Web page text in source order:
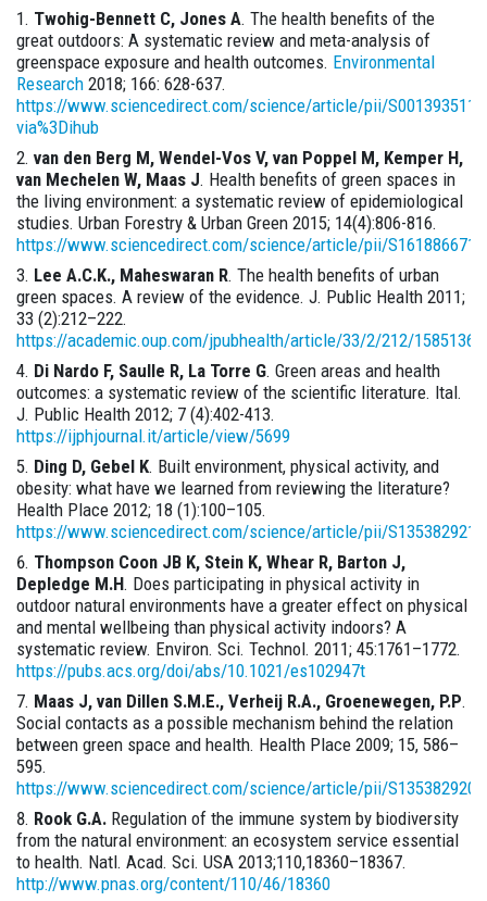
Twohig-Bennett C, Jones A. The health benefits of the
great outdoors: A systematic review and meta-analysis of
greenspace exposure and health outcomes. Environmental
Research 2018; 166: 628-637.
https://www.sciencedirect.com/science/article/pii/
via%3Dihub
van den Berg M, Wendel-Vos V, van Poppel M, Kemper H,
van Mechelen W, Maas J. Health benefits of green spaces in
the living environment: a systematic review of epidemiological
studies. Urban Forestry & Urban Green 2015; 14(4):806-816.
https://www.sciencedirect.com/science/article/pii/
Lee A.C.K., Maheswaran R. The health benefits of urban
green spaces. A review of the evidence. J. Public Health 2011;
33 (2):212–222.
https://academic.oup.com/jpubhealth/article/33/2/212/1585136
Di Nardo F, Saulle R, La Torre G. Green areas and health
outcomes: a systematic review of the scientific literature. Ital.
J. Public Health 2012; 7 (4):402-413.
https://ijphjournal.it/article/view/5699
Ding D, Gebel K. Built environment, physical activity, and
obesity: what have we learned from reviewing the literature?
Health Place 2012; 18 (1):100–105.
https://www.sciencedirect.com/science/article/pii/
Thompson Coon JB K, Stein K, Whear R, Barton J,
Depledge M.H. Does participating in physical activity in
outdoor natural environments have a greater effect on physical
and mental wellbeing than physical activity indoors? A
systematic review. Environ. Sci. Technol. 2011; 45:1761–1772.
https://pubs.acs.org/doi/abs/10.1021/es102947t
Maas J, van Dillen S.M.E., Verheij R.A., Groenewegen, P.P.
Social contacts as a possible mechanism behind the relation
between green space and health. Health Place 2009; 15, 586–
595.
https://www.sciencedirect.com/science/article/pii/
Rook G.A. Regulation of the immune system by biodiversity
from the natural environment: an ecosystem service essential
to health. Natl. Acad. Sci. USA 2013;110,18360–18367.
http://www.pnas.org/content/110/46/18360